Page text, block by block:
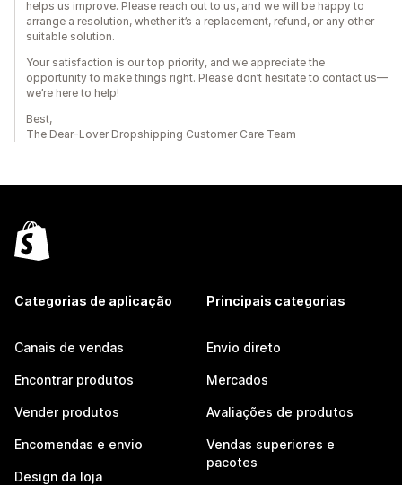
helps us improve. Please reach out to us, and we will be happy to
arrange a resolution, whether it’s a replacement, refund, or any other
suitable solution.
Your satisfaction is our top priority, and we appreciate the
opportunity to make things right. Please don’t hesitate to contact us—
we’re here to help!
Best,
The Dear-Lover Dropshipping Customer Care Team
Categorias de aplicação
Canais de vendas
Encontrar produtos
Vender produtos
Encomendas e envio
Design da loja
Principais categorias
Envio direto
Mercados
Avaliações de produtos
Vendas superiores e
pacotes